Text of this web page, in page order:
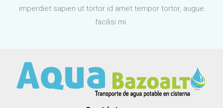
imperdiet sapien ut tortor id amet tempor tortor, augue
facilisi mi.